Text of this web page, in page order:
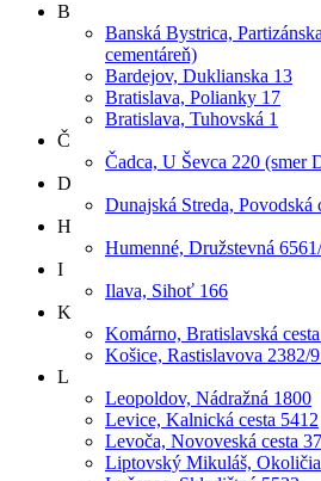
B
Banská Bystrica,
cementáreň)
Bardejov, Duklianska 13
Bratislava, Polianky 17
Bratislava, Tuhovská 1
Č
Čadca, U Ševca 220 (smer
D
Dunajská Streda, Povodská
H
Humenné, Družstevná
I
Ilava, Sihoť 166
K
Komárno, Bratislavská
Košice, Rastislavova 2382/
L
Leopoldov, Nádražná 1800
Levice, Kalnická cesta 5412
Levoča, Novoveská cesta 37
Liptovský Mikuláš,